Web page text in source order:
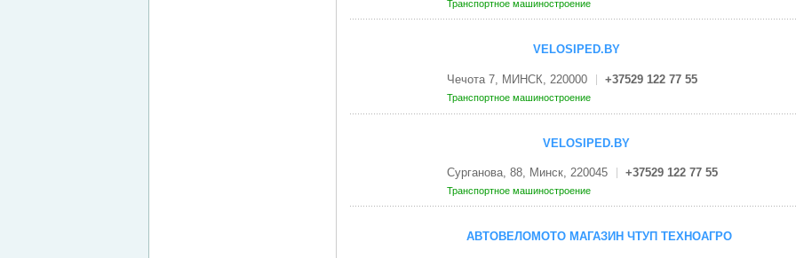
Транспортное машиностроение
VELOSIPED.BY
Чечота 7, МИНСК, 220000 +37529 122 77 55
Транспортное машиностроение
VELOSIPED.BY
Сурганова, 88, Минск, 220045 +37529 122 77 55
Транспортное машиностроение
АВТОВЕЛОМОТО МАГАЗИН ЧТУП ТЕХНОАГРО